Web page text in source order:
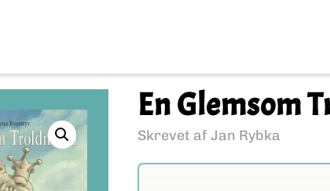
En Glemsom
Skrevet af Jan Rybka